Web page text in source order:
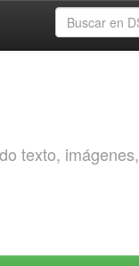
texto, imágenes,